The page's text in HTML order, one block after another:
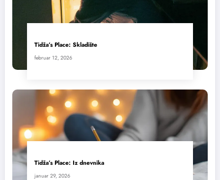
Tidža’s Place: Skladište
februar 12, 2026
Tidža’s Place: Iz dnevnika
januar 29, 2026